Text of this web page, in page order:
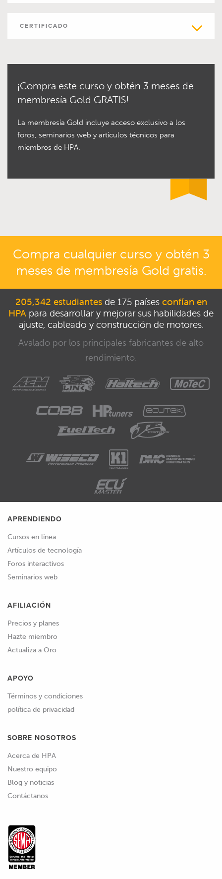
CERTIFICADO
¡Compra este curso y obtén 3 meses de
membresía Gold GRATIS!
La membresía Gold incluye acceso exclusivo a los
foros, seminarios web y artículos técnicos para
miembros de HPA.
Compra cualquier curso y obtén 3
meses de membresía Gold gratis.
205,342 estudiantesde 175 países confían en
HPA para desarrollar y mejorar sus habilidades de
ajuste, cableado y construcción de motores.
Avalado por los principales fabricantes de alto
rendimiento.
APRENDIENDO
Cursos en línea
Artículos de tecnología
Foros interactivos
Seminarios web
AFILIACIÓN
Precios y planes
Hazte miembro
Actualiza a Oro
APOYO
Términos y condiciones
política de privacidad
SOBRE NOSOTROS
Acerca de HPA
Nuestro equipo
Blog y noticias
Contáctanos